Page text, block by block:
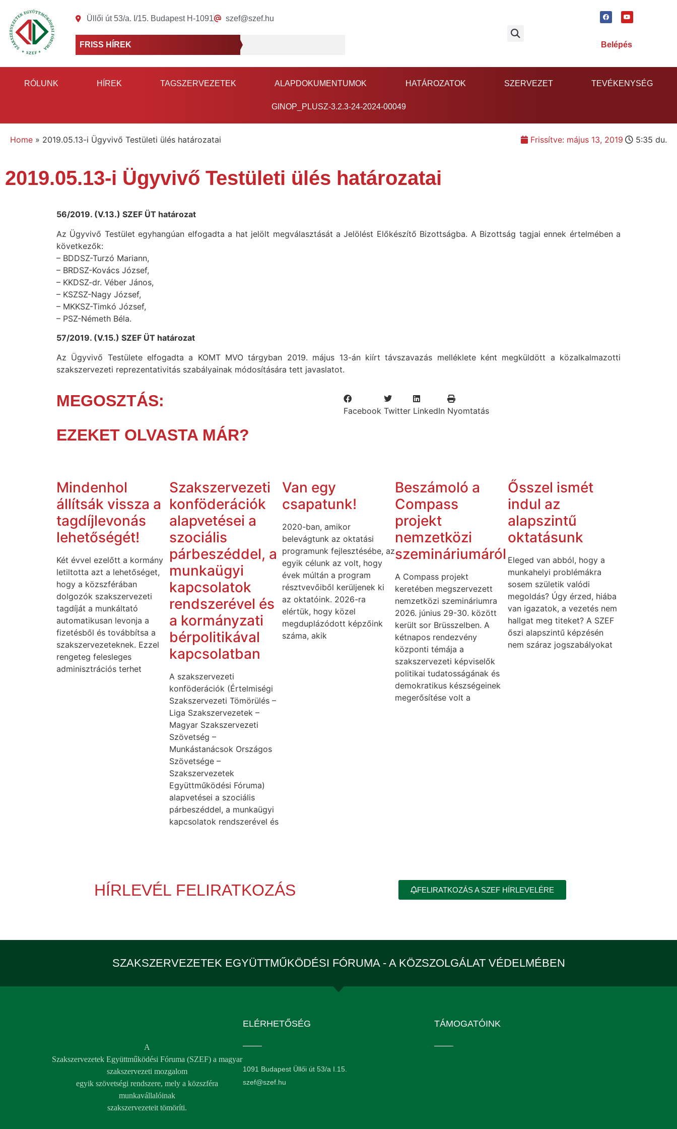
Üllői út 53/a. I/15. Budapest H-1091 szef@szef.hu
FRISS HÍREK Belépés
RÓLUNK HÍREK TAGSZERVEZETEK ALAPDOKUMENTUMOK HATÁROZATOK SZERVEZET TEVÉKENYSÉG
GINOP_PLUSZ-3.2.3-24-2024-00049
Home » 2019.05.13-i Ügyvivő Testületi ülés határozatai Frissítve: május 13, 2019 5:35 du.
2019.05.13-i Ügyvivő Testületi ülés határozatai
56/2019. (V.13.) SZEF ÜT határozat
Az Ügyvivő Testület egyhangúan elfogadta a hat jelölt megválasztását a Jelölést Előkészítő Bizottságba. A Bizottság tagjai ennek értelmében a
következők:
– BDDSZ-Turzó Mariann,
– BRDSZ-Kovács József,
– KKDSZ-dr. Véber János,
– KSZSZ-Nagy József,
– MKKSZ-Timkó József,
– PSZ-Németh Béla.
57/2019. (V.15.) SZEF ÜT határozat
Az Ügyvivő Testülete elfogadta a KOMT MVO tárgyban 2019. május 13-án kiírt távszavazás melléklete ként megküldött a közalkalmazotti
szakszervezeti reprezentativitás szabályainak módosítására tett javaslatot.
MEGOSZTÁS:
Facebook Twitter LinkedIn Nyomtatás
EZEKET OLVASTA MÁR?
Mindenhol
állítsák vissza a
tagdíjlevonás
lehetőségét!
Két évvel ezelőtt a kormány
letiltotta azt a lehetőséget,
hogy a közszférában
dolgozók szakszervezeti
tagdíját a munkáltató
automatikusan levonja a
fizetésből és továbbítsa a
szakszervezeteknek. Ezzel
rengeteg felesleges
adminisztrációs terhet
Szakszervezeti
konföderációk
alapvetései a
szociális
párbeszéddel, a
munkaügyi
kapcsolatok
rendszerével és
a kormányzati
bérpolitikával
kapcsolatban
A szakszervezeti
konföderációk (Értelmiségi
Szakszervezeti Tömörülés –
Liga Szakszervezetek –
Magyar Szakszervezeti
Szövetség –
Munkástanácsok Országos
Szövetsége –
Szakszervezetek
Együttműködési Fóruma)
alapvetései a szociális
párbeszéddel, a munkaügyi
kapcsolatok rendszerével és
Van egy
csapatunk!
2020-ban, amikor
belevágtunk az oktatási
programunk fejlesztésébe, az
egyik célunk az volt, hogy
évek múltán a program
résztvevőiből kerüljenek ki
az oktatóink. 2026-ra
elértük, hogy közel
megduplázódott képzőink
száma, akik
Beszámoló a
Compass
projekt
nemzetközi
szemináriumáról
A Compass projekt
keretében megszervezett
nemzetközi szemináriumra
2026. június 29-30. között
került sor Brüsszelben. A
kétnapos rendezvény
központi témája a
szakszervezeti képviselők
politikai tudatosságának és
demokratikus készségeinek
megerősítése volt a
Ősszel ismét
indul az
alapszintű
oktatásunk
Eleged van abból, hogy a
munkahelyi problémákra
sosem születik valódi
megoldás? Úgy érzed, hiába
van igazatok, a vezetés nem
hallgat meg titeket? A SZEF
őszi alapszintű képzésén
nem száraz jogszabályokat
HÍRLEVÉL FELIRATKOZÁS FELIRATKOZÁS A SZEF HÍRLEVELÉRE
SZAKSZERVEZETEK EGYÜTTMŰKÖDÉSI FÓRUMA - A KÖZSZOLGÁLAT VÉDELMÉBEN
A
Szakszervezetek Együttműködési Fóruma (SZEF) a magyar
szakszervezeti mozgalom
egyik szövetségi rendszere, mely a közszféra
munkavállalóinak
szakszervezeteit tömöríti.
ELÉRHETŐSÉG
1091 Budapest Üllői út 53/a I.15.
szef@szef.hu
TÁMOGATÓINK